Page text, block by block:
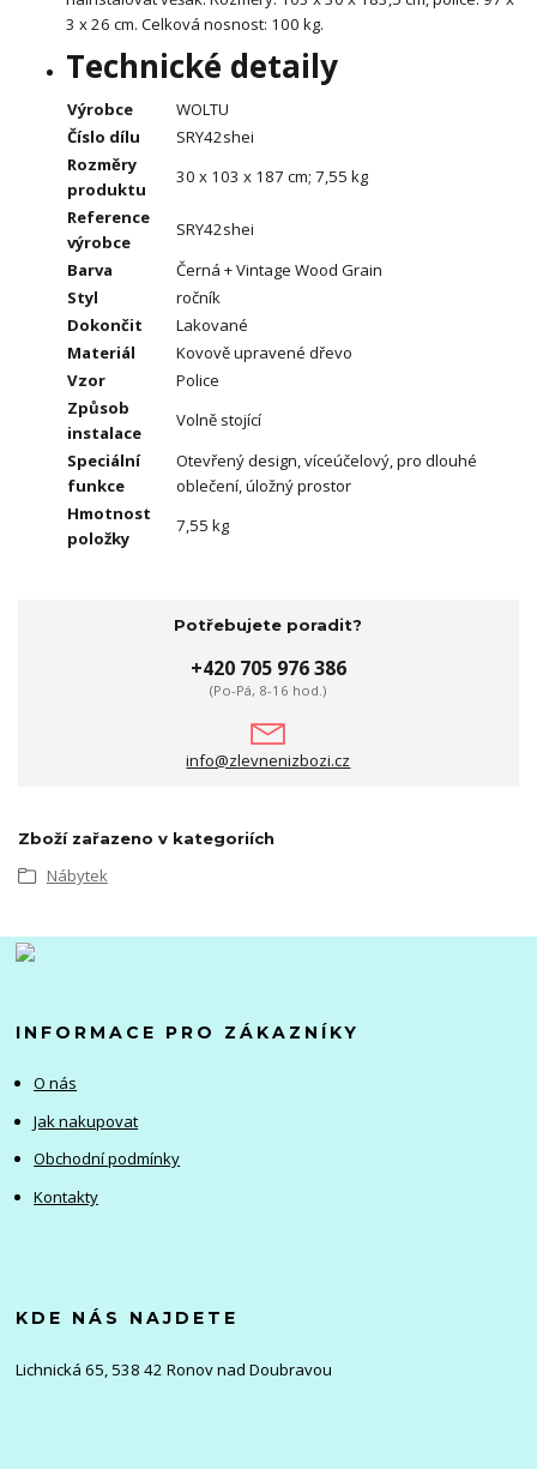
3 x 26 cm. Celková nosnost: 100 kg.
Technické detaily
Výrobce
WOLTU
Číslo dílu
SRY42shei
Rozměry
produktu
30 x 103 x 187 cm; 7,55 kg
Reference
výrobce
SRY42shei
Barva
Černá + Vintage Wood Grain
Styl
ročník
Dokončit
Lakované
Materiál
Kovově upravené dřevo
Vzor
Police
Způsob
instalace
Volně stojící
Speciální
funkce
Otevřený design, víceúčelový, pro dlouhé
oblečení, úložný prostor
Hmotnost
položky
7,55 kg
Potřebujete poradit?
+420 705 976 386
(Po-Pá, 8-16 hod.)
info@zlevnenizbozi.cz
Zboží zařazeno v kategoriích
Nábytek
INFORMACE PRO ZÁKAZNÍKY
O nás
Jak nakupovat
Obchodní podmínky
Kontakty
KDE NÁS NAJDETE
Lichnická 65, 538 42 Ronov nad Doubravou